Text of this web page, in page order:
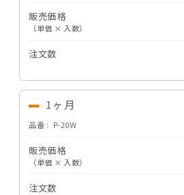
販売価格
（単価 × 入数）
注文数
1ヶ月
品番 P-20W
販売価格
（単価 × 入数）
注文数